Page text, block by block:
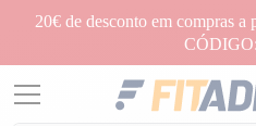
20€ de desconto em compras a
CÓDIGO: